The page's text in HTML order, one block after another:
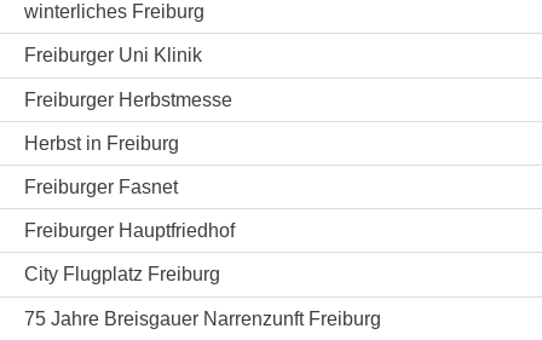
winterliches Freiburg
Freiburger Uni Klinik
Freiburger Herbstmesse
Herbst in Freiburg
Freiburger Fasnet
Freiburger Hauptfriedhof
City Flugplatz Freiburg
75 Jahre Breisgauer Narrenzunft Freiburg